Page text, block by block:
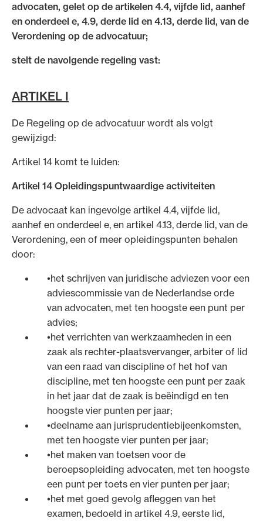
advocaten, gelet op de artikelen 4.4, vijfde lid, aanhef
en onderdeel e, 4.9, derde lid en 4.13, derde lid, van de
Verordening op de advocatuur;
stelt de navolgende regeling vast:
ARTIKEL I
De Regeling op de advocatuur wordt als volgt
gewijzigd:
Artikel 14 komt te luiden:
Artikel 14 Opleidingspuntwaardige activiteiten
De advocaat kan ingevolge artikel 4.4, vijfde lid,
aanhef en onderdeel e, en artikel 4.13, derde lid, van de
Verordening, een of meer opleidingspunten behalen
door:
het schrijven van juridische adviezen voor een
adviescommissie van de Nederlandse orde
van advocaten, met ten hoogste een punt per
advies;
het verrichten van werkzaamheden in een
zaak als rechter-plaatsvervanger, arbiter of lid
van een raad van discipline of het hof van
discipline, met ten hoogste een punt per zaak
in het jaar dat de zaak is beëindigd en ten
hoogste vier punten per jaar;
deelname aan jurisprudentiebijeenkomsten,
met ten hoogste vier punten per jaar;
het maken van toetsen voor de
beroepsopleiding advocaten, met ten hoogste
een punt per toets en vier punten per jaar;
het met goed gevolg afleggen van het
examen, bedoeld in artikel 4.9, eerste lid,
Van de Advocatenwet tot de Verordening op
advocatuur (Roda).
Ondersteuning voor advocaten bij hun
beroepsuitoefening: van de advocatenpas tot
het rechtsgebiedenregister en